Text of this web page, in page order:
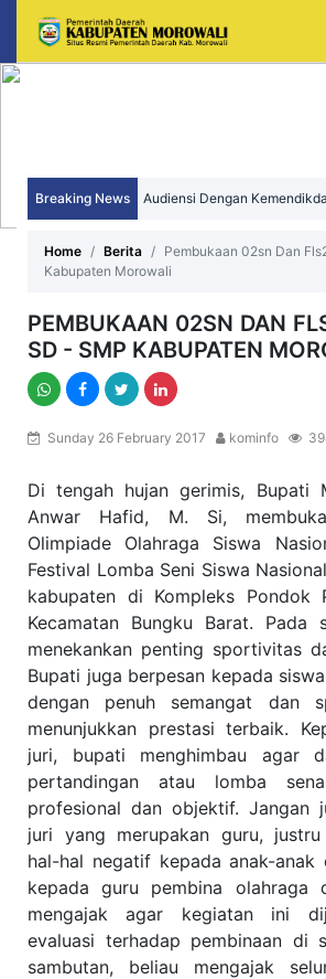
Breaking News Audiensi Dengan
Home Berita
Pembukaan 02sn Dan
Kabupaten Morowali
PEMBUKAAN 02SN DAN
SD - SMP KABUPATEN
Sunday 26 February 2017 kominfo
Di tengah hujan gerimis, Bupati
Anwar Hafid, M. Si,
Olimpiade Olahraga Siswa
Festival Lomba Seni Siswa
kabupaten di Kompleks Pondok
Kecamatan Bungku Barat. Pada
menekankan penting sportivitas
Bupati juga berpesan kepada
dengan penuh semangat dan
menunjukkan prestasi terbaik.
juri, bupati menghimbau agar
pertandingan atau lomba
profesional dan objektif. Jangan
juri yang merupakan guru, justru
hal-hal negatif kepada anak-anak
kepada guru pembina olahraga
mengajak agar kegiatan ini
evaluasi terhadap pembinaan di
sambutan, beliau mengajak